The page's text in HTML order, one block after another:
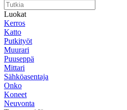
Luokat
Kerros
Katto
Putkityöt
Muurari
Puuseppä
Mittari
Sähköasentaja
Onko
Koneet
Neuvonta